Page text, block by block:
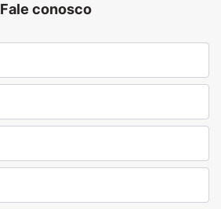
Fale conosco